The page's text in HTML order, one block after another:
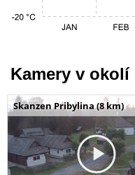
Kamery v okolí
Skanzen Pribylina (8 km)